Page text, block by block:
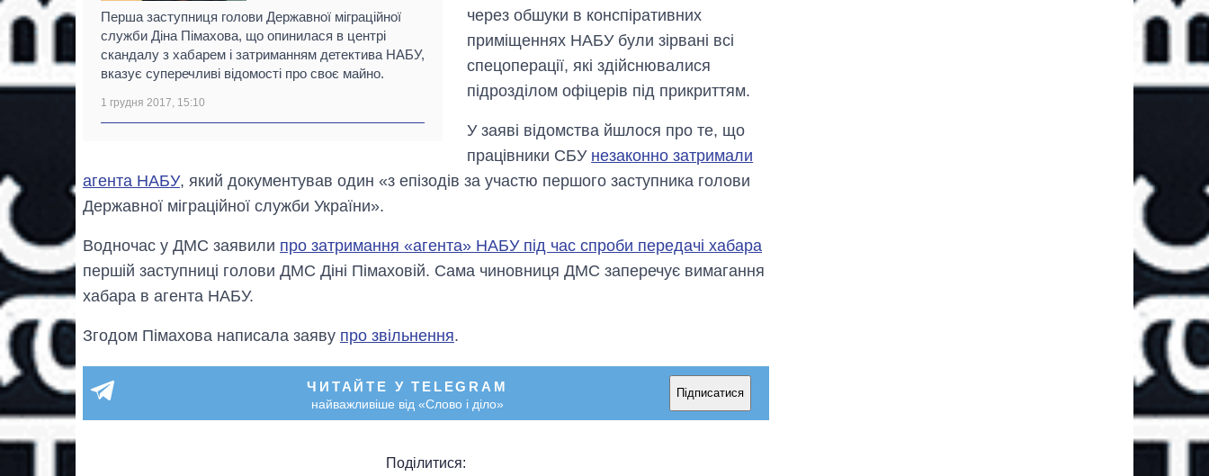
Перша заступниця голови Державної міграційної
служби Діна Пімахова, що опинилася в центрі
скандалу з хабарем і затриманням детектива НАБУ,
вказує суперечливі відомості про своє майно.
1 грудня 2017, 15:10
через обшуки в конспіративних
приміщеннях НАБУ були зірвані всі
спецоперації, які здійснювалися
підрозділом офіцерів під прикриттям.
У заяві відомства йшлося про те, що
працівники СБУ незаконно затримали
агента НАБУ, який документував один «з епізодів за участю першого заступника голови
Державної міграційної служби України».
Водночас у ДМС заявили про затримання «агента» НАБУ під час спроби передачі хабара
першій заступниці голови ДМС Діні Пімаховій. Сама чиновниця ДМС заперечує вимагання
хабара в агента НАБУ.
Згодом Пімахова написала заяву про звільнення.
ЧИТАЙТЕ У TELEGRAM
найважливіше від «Слово і діло»
Підписатися
Поділитися: